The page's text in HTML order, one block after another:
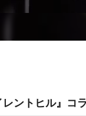
ントヒル』コ